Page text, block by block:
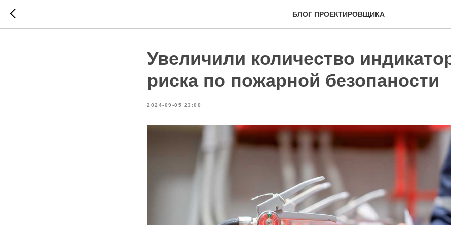
БЛОГ ПРОЕКТИРОВЩИКА
Увеличили количество
риска по пожарной безопаности
2024-09-05 23:00